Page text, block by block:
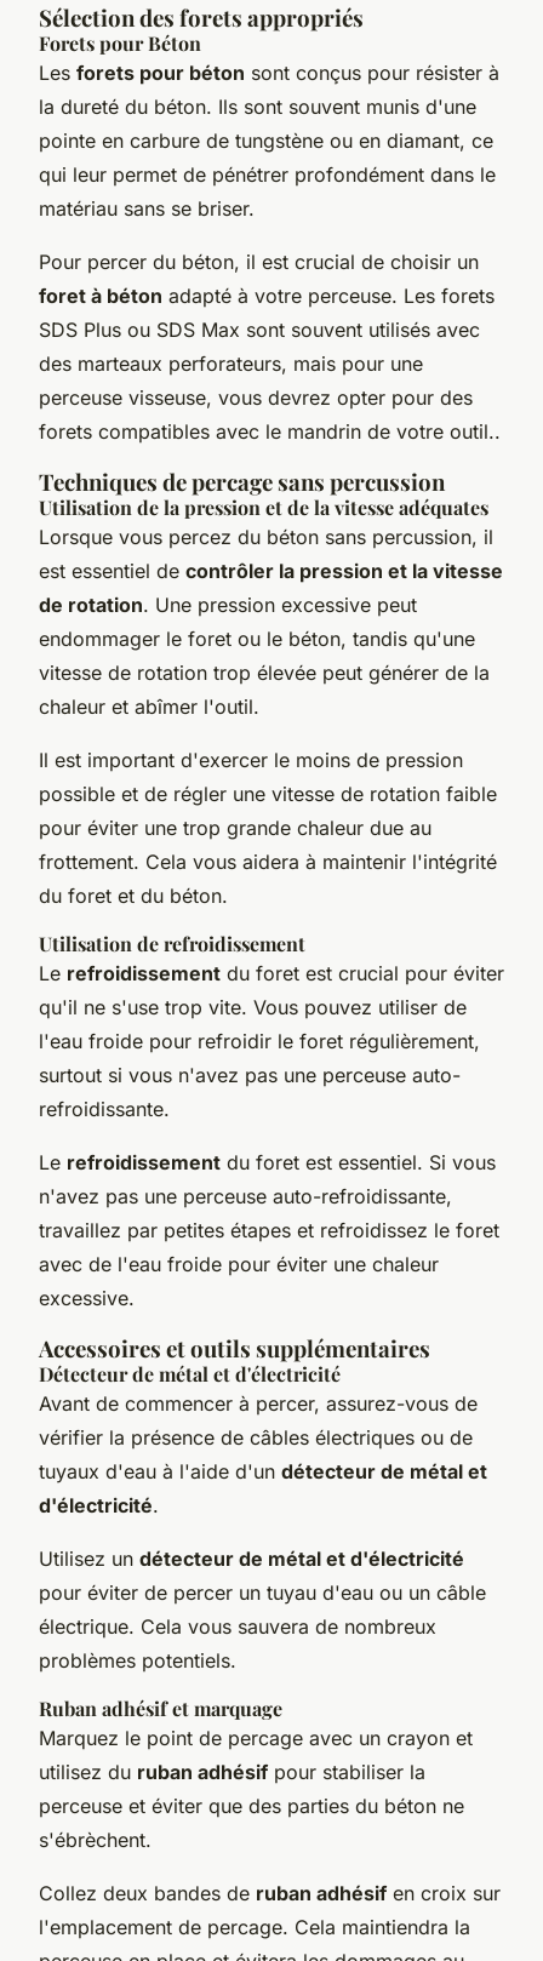
Sélection des forets appropriés
Forets pour Béton
Les forets pour béton sont conçus pour résister à
la dureté du béton. Ils sont souvent munis d'une
pointe en carbure de tungstène ou en diamant, ce
qui leur permet de pénétrer profondément dans le
matériau sans se briser.
Pour percer du béton, il est crucial de choisir un
foret à béton adapté à votre perceuse. Les forets
SDS Plus ou SDS Max sont souvent utilisés avec
des marteaux perforateurs, mais pour une
perceuse visseuse, vous devrez opter pour des
forets compatibles avec le mandrin de votre outil..
Techniques de percage sans percussion
Utilisation de la pression et de la vitesse adéquates
Lorsque vous percez du béton sans percussion, il
est essentiel de contrôler la pression et la vitesse
de rotation. Une pression excessive peut
endommager le foret ou le béton, tandis qu'une
vitesse de rotation trop élevée peut générer de la
chaleur et abîmer l'outil.
Il est important d'exercer le moins de pression
possible et de régler une vitesse de rotation faible
pour éviter une trop grande chaleur due au
frottement. Cela vous aidera à maintenir l'intégrité
du foret et du béton.
Utilisation de refroidissement
Le refroidissement du foret est crucial pour éviter
qu'il ne s'use trop vite. Vous pouvez utiliser de
l'eau froide pour refroidir le foret régulièrement,
surtout si vous n'avez pas une perceuse auto-
refroidissante.
Le refroidissement du foret est essentiel. Si vous
n'avez pas une perceuse auto-refroidissante,
travaillez par petites étapes et refroidissez le foret
avec de l'eau froide pour éviter une chaleur
excessive.
Accessoires et outils supplémentaires
Détecteur de métal et d'électricité
Avant de commencer à percer, assurez-vous de
vérifier la présence de câbles électriques ou de
tuyaux d'eau à l'aide d'un détecteur de métal et
d'électricité.
Utilisez un détecteur de métal et d'électricité
pour éviter de percer un tuyau d'eau ou un câble
électrique. Cela vous sauvera de nombreux
problèmes potentiels.
Ruban adhésif et marquage
Marquez le point de percage avec un crayon et
utilisez du ruban adhésif pour stabiliser la
perceuse et éviter que des parties du béton ne
s'ébrèchent.
Collez deux bandes de ruban adhésif en croix sur
l'emplacement de percage. Cela maintiendra la